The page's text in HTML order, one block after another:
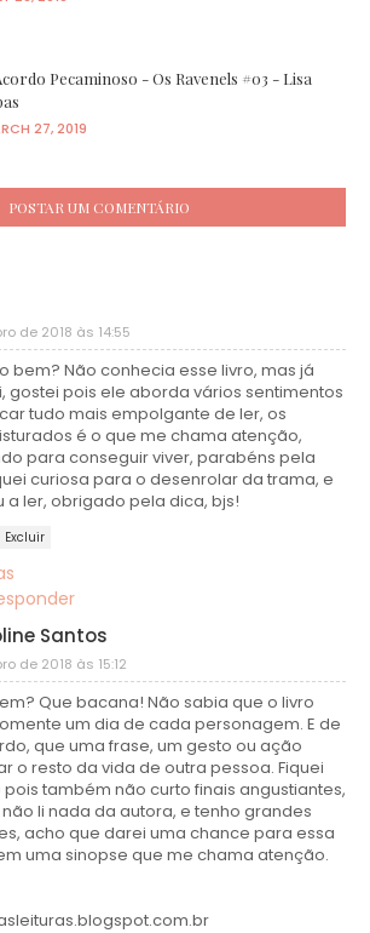
Pecaminoso - Os Ravenels #03 - Lisa
27, 2019
POSTAR UM COMENTÁRIO
de 2018 às 14:55
bem? Não conhecia esse livro, mas já
gostei pois ele aborda vários sentimentos
tudo mais empolgante de ler, os
é o que me chama atenção,
para conseguir viver, parabéns pela
curiosa para o desenrolar da trama, e
a ler, obrigado pela dica, bjs!
Excluir
Santos
de 2018 às 15:12
Que bacana! Não sabia que o livro
um dia de cada personagem. E de
que uma frase, um gesto ou ação
o resto da vida de outra pessoa. Fiquei
também não curto finais angustiantes,
li nada da autora, e tenho grandes
acho que darei uma chance para essa
uma sinopse que me chama atenção.